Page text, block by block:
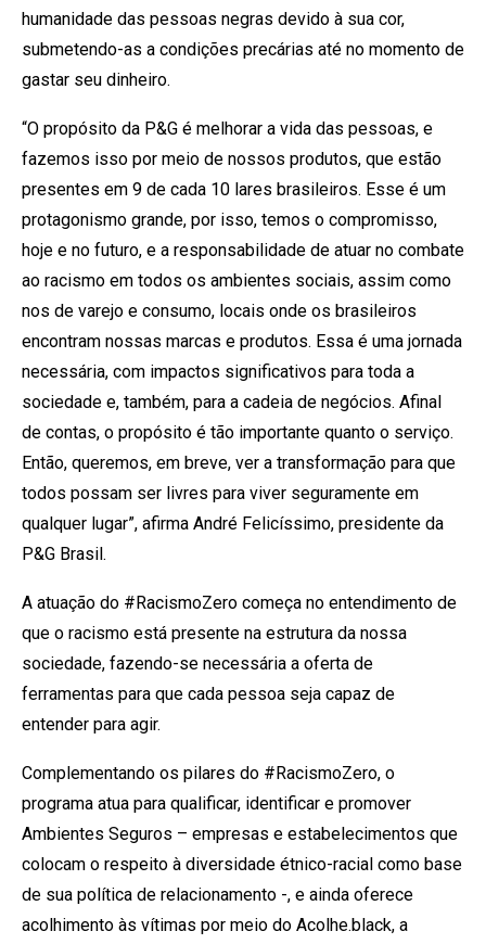
humanidade das pessoas negras devido à sua cor,
submetendo-as a condições precárias até no momento de
gastar seu dinheiro.
“O propósito da P&G é melhorar a vida das pessoas, e
fazemos isso por meio de nossos produtos, que estão
presentes em 9 de cada 10 lares brasileiros. Esse é um
protagonismo grande, por isso, temos o compromisso,
hoje e no futuro, e a responsabilidade de atuar no combate
ao racismo em todos os ambientes sociais, assim como
nos de varejo e consumo, locais onde os brasileiros
encontram nossas marcas e produtos. Essa é uma jornada
necessária, com impactos significativos para toda a
sociedade e, também, para a cadeia de negócios. Afinal
de contas, o propósito é tão importante quanto o serviço.
Então, queremos, em breve, ver a transformação para que
todos possam ser livres para viver seguramente em
qualquer lugar”, afirma André Felicíssimo, presidente da
P&G Brasil.
A atuação do #RacismoZero começa no entendimento de
que o racismo está presente na estrutura da nossa
sociedade, fazendo-se necessária a oferta de
ferramentas para que cada pessoa seja capaz de
entender para agir.
Complementando os pilares do #RacismoZero, o
programa atua para qualificar, identificar e promover
Ambientes Seguros – empresas e estabelecimentos que
colocam o respeito à diversidade étnico-racial como base
de sua política de relacionamento -, e ainda oferece
acolhimento às vítimas por meio do Acolhe.black, a